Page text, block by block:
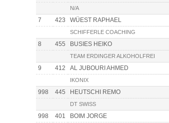
N/A
7 423 WÜEST RAPHAEL
SCHIFFERLE COACHING
8 455 BUSIES HEIKO
TEAM ERDINGER ALKOHOLFREI
9 412 AL JUBOURI AHMED
IKONIX
998 445 HEUTSCHI REMO
DT SWISS
998 401 BOIM JORGE